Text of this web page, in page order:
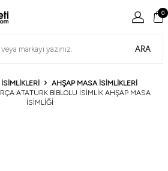
ARA
0
AHŞAP MASA İSIMLIKLERI
ATATÜRK BIBLOLU İSIMLIK AHŞAP MASA
İSIMLIĞI